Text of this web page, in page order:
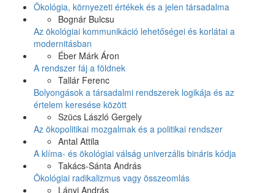
Ökológia, környezeti értékek és a jelen társadalma
Bognár Bulcsu
Az ökológiai kommunikáció lehetőségei és korlátai a
modernitásban
Éber Márk Áron
A rendszer fáj a földnek
Tallár Ferenc
Bolyongások a társadalmi rendszerek logikája és az
értelem keresése között
Szücs László Gergely
Az ökopolitikai mozgalmak és a politikai rendszer
Antal Attila
A klíma- és ökológiai válság univerzális bináris kódja
Takács-Sánta András
Ökológiai radikalizmus vagy összeomlás
Lányi András